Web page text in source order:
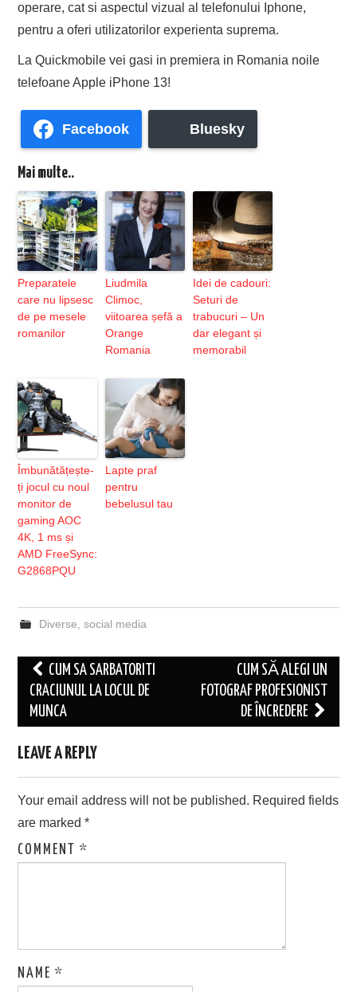
operare, cat si aspectul vizual al telefonului Iphone,
pentru a oferi utilizatorilor experienta suprema.
La Quickmobile vei gasi in premiera in Romania noile
telefoane Apple iPhone 13!
Facebook Bluesky
Mai multe..
Preparatele
care nu lipsesc
de pe mesele
romanilor
Liudmila
Climoc,
viitoarea șefă a
Orange
Romania
Idei de cadouri:
Seturi de
trabucuri – Un
dar elegant și
memorabil
Îmbunătățește-
ți jocul cu noul
monitor de
gaming AOC
4K, 1 ms și
AMD FreeSync:
G2868PQU
Lapte praf
pentru
bebelusul tau
Diverse, social media
Post
navigation
CUM SA SARBATORITI
CRACIUNUL LA LOCUL DE
MUNCA
CUM SĂ ALEGI UN
FOTOGRAF PROFESIONIST
DE ÎNCREDERE
LEAVE A REPLY
Your email address will not be published. Required fields
are marked*
COMMENT*
NAME*